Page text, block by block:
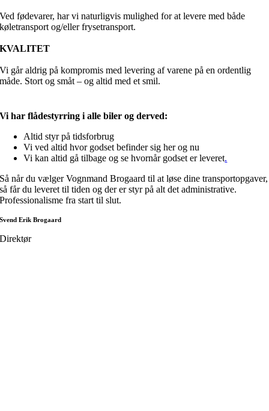
Ved fødevarer, har vi naturligvis mulighed for at levere med både
køletransport og/eller frysetransport.
KVALITET
Vi går aldrig på kompromis med levering af varene på en ordentlig
måde. Stort og småt – og altid med et smil.
Vi har flådestyrring i alle biler og derved:
Altid styr på tidsforbrug
Vi ved altid hvor godset befinder sig her og nu
Vi kan altid gå tilbage og se hvornår godset er leveret.
Så når du vælger Vognmand Brogaard til at løse dine transportopgaver,
så får du leveret til tiden og der er styr på alt det administrative.
Professionalisme fra start til slut.
Svend Erik Brogaard
Direktør